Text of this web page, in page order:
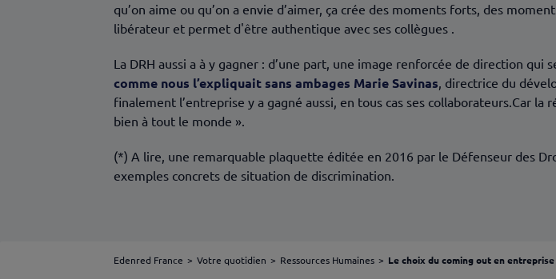
qu’on aime ou qu’on a envie d’aimer, ça crée des moments forts, des
libérateur et permet d'être authentique avec ses collègues .
La DRH aussi a à y gagner : d’une part, une image renforcée de direction qui
comme nous l’expliquait sans ambages Marie Savinas, directrice du
finalement l’entreprise y a gagné aussi, en tous cas ses collaborateurs.Car
bien à tout le monde ».
(*) A lire, une remarquable plaquette éditée en 2016 par le Défenseur des
exemples concrets de situation de discrimination.
Edenred France Votre quotidien Ressources Humaines Le choix du coming out en entreprise